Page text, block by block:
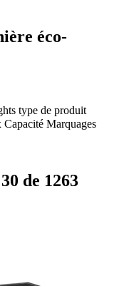
éco-
type de produit
Capacité Marquages
de 1263